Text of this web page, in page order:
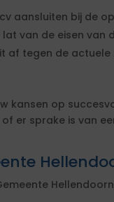
aansluiten bij de
van de eisen van
af tegen de
kansen op
er sprake is van